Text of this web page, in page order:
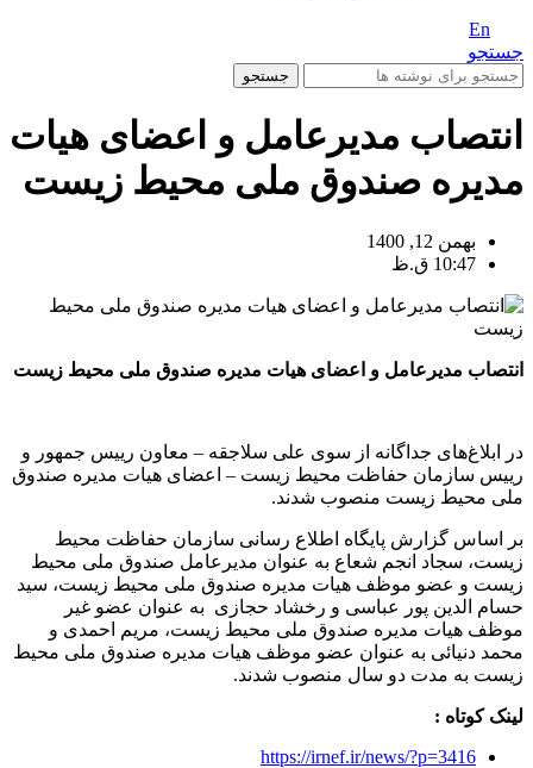
En
جستجو
جستجو
انتصاب مدیرعامل و اعضای هیات
مدیره صندوق ملی محیط زیست
بهمن 12, 1400
10:47 ق.ظ
انتصاب مدیرعامل و اعضای هیات مدیره صندوق ملی محیط زیست
در ابلاغ‌های جداگانه از سوی علی سلاجقه – معاون رییس جمهور و
رییس سازمان حفاظت محیط زیست – اعضای هیات مدیره صندوق
ملی محیط زیست منصوب شدند.
بر اساس گزارش پایگاه اطلاع رسانی سازمان حفاظت محیط
زیست، سجاد انجم شعاع به عنوان مدیرعامل صندوق ملی محیط
زیست و عضو موظف هیات مدیره صندوق ملی محیط زیست، سید
حسام الدین پور عباسی و رخشاد حجازی به عنوان عضو غیر
موظف هیات مدیره صندوق ملی محیط زیست، مریم احمدی و
محمد دنیائی به عنوان عضو موظف هیات مدیره صندوق ملی محیط
زیست به مدت دو سال منصوب شدند.
لینک کوتاه :
https://irnef.ir/news/?p=3416